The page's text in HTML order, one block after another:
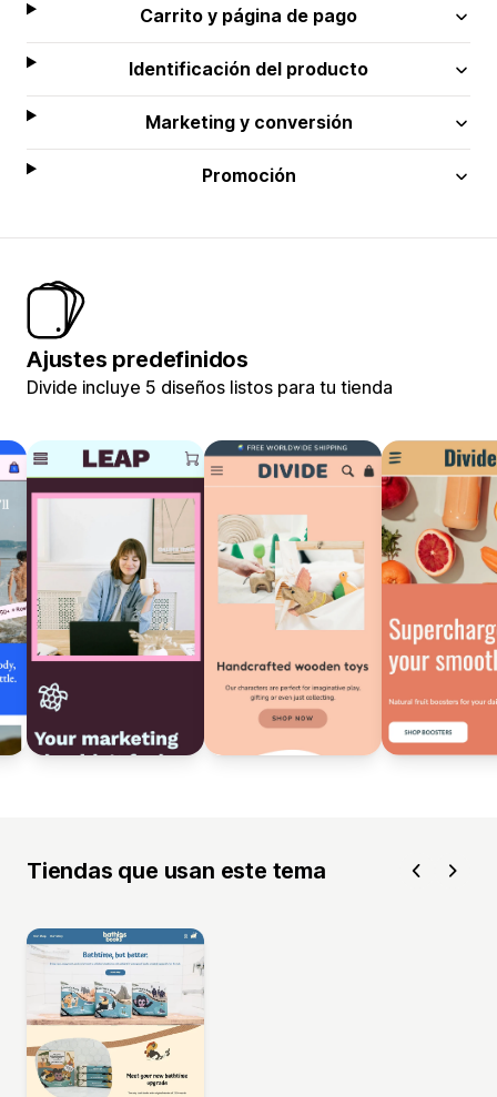
Carrito y página de pago
Identificación del producto
Marketing y conversión
Promoción
Ajustes predefinidos
Divide incluye 5 diseños listos para tu tienda
Tiendas que usan este tema